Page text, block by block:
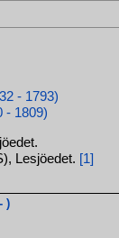
- 1793)
- 1809)
Lesjöedet. [1]
)